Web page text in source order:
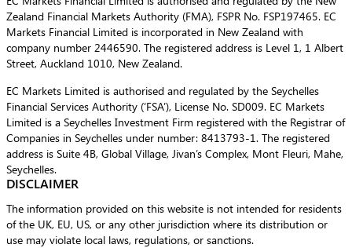
Zealand Financial Markets Authority (FMA), FSPR No. FSP197465. EC
Markets Financial Limited is incorporated in New Zealand with
company number 2446590. The registered address is Level 1, 1 Albert
Street, Auckland 1010, New Zealand.
EC Markets Limited is authorised and regulated by the Seychelles
Financial Services Authority (‘FSA’), License No. SD009. EC Markets
Limited is a Seychelles Investment Firm registered with the Registrar of
Companies in Seychelles under number: 8413793-1. The registered
address is Suite 4B, Global Village, Jivan’s Complex, Mont Fleuri, Mahe,
Seychelles.
DISCLAIMER
The information provided on this website is not intended for residents
of the UK, EU, US, or any other jurisdiction where its distribution or
use may violate local laws, regulations, or sanctions.